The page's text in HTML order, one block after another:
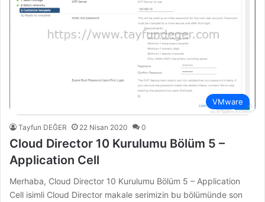
VMware
Tayfun DEĞER 22 Nisan 2020 0
Cloud Director 10 Kurulumu Bölüm 5 –
Application Cell
Merhaba, Cloud Director 10 Kurulumu Bölüm 5 – Application
Cell isimli Cloud Director makale serimizin bu bölümünde son